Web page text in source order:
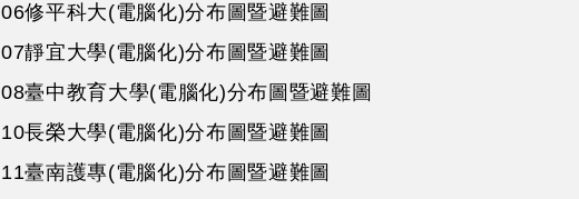
06修平科大(電腦化)分布圖暨避難圖
07靜宜大學(電腦化)分布圖暨避難圖
08臺中教育大學(電腦化)分布圖暨避難圖
10長榮大學(電腦化)分布圖暨避難圖
11臺南護專(電腦化)分布圖暨避難圖